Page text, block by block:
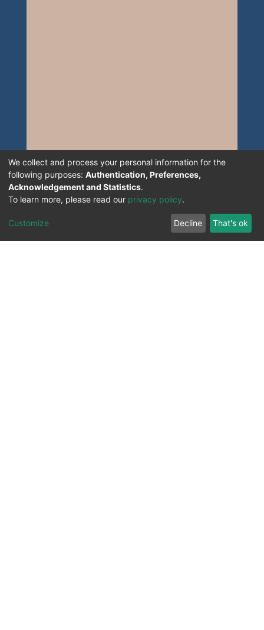
We collect and process your personal information for the
following purposes: Authentication, Preferences,
Acknowledgement and Statistics.
To learn more, please read our privacy policy.
Customize Decline That's ok